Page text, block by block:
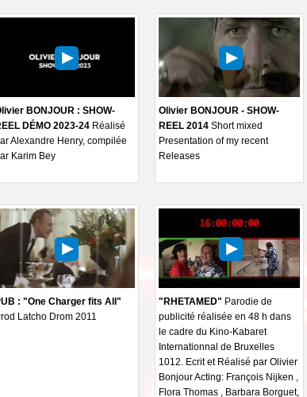
BONJOUR : SHOW-
DÉMO 2023-24 Réalisé
Alexandre Henry, compilée
Karim Bey
Olivier BONJOUR - SHOW-
REEL 2014 Short mixed
Presentation of my recent
Releases
: "One Charger fits All"
Latcho Drom 2011
"RHETAMED" Parodie de
publicité réalisée en 48 h dans
le cadre du Kino-Kabaret
Internationnal de Bruxelles
1012. Ecrit et Réalisé par Olivier
Bonjour Acting: François Nijken ,
Flora Thomas , Barbara Borguet,